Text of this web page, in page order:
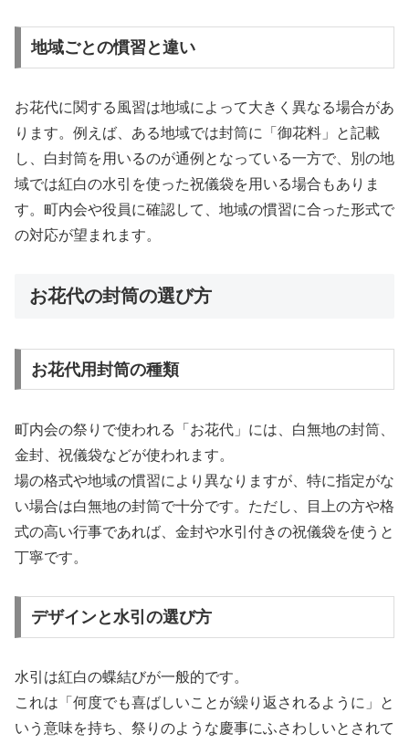
地域ごとの慣習と違い
お花代に関する風習は地域によって大きく異なる場合があ
ります。例えば、ある地域では封筒に「御花料」と記載
し、白封筒を用いるのが通例となっている一方で、別の地
域では紅白の水引を使った祝儀袋を用いる場合もありま
す。町内会や役員に確認して、地域の慣習に合った形式で
の対応が望まれます。
お花代の封筒の選び方
お花代用封筒の種類
町内会の祭りで使われる「お花代」には、白無地の封筒、
金封、祝儀袋などが使われます。
場の格式や地域の慣習により異なりますが、特に指定がな
い場合は白無地の封筒で十分です。ただし、目上の方や格
式の高い行事であれば、金封や水引付きの祝儀袋を使うと
丁寧です。
デザインと水引の選び方
水引は紅白の蝶結びが一般的です。
これは「何度でも喜ばしいことが繰り返されるように」と
いう意味を持ち、祭りのような慶事にふさわしいとされて